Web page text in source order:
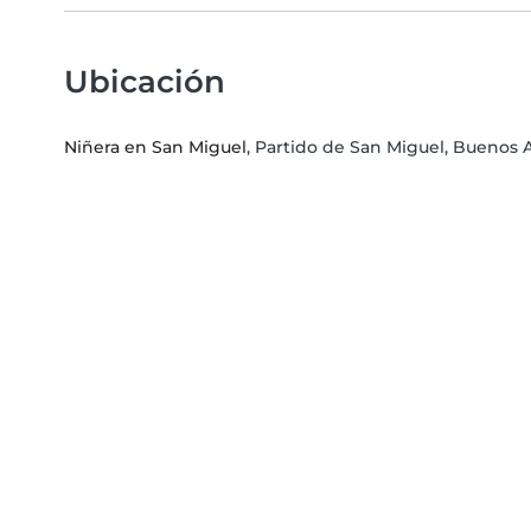
Ubicación
Niñera en San Miguel, Partido de San Miguel, Buenos